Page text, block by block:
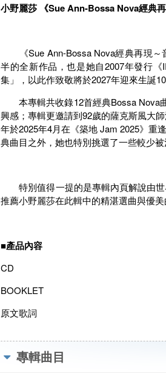
小野麗莎 《Sue Ann-Bossa Nova經典
《Sue Ann-Bossa Nova經典再現～
半的全新作品，也是她自2007年發行
集」，以此作致敬將於2027年迎來生誕
本專輯共收錄12首經典Bossa Nova
興感；專輯更邀請到92歲的薩克斯風大
年於2025年4月在《築地 Jam 2025》重
典曲目之外，她也特別挑選了一些較少
特別值得一提的是專輯內頁解說由世
推薦小野麗莎在此輯中的精湛選曲與優
■產品內容
CD
BOOKLET
原文歌詞
專輯曲目